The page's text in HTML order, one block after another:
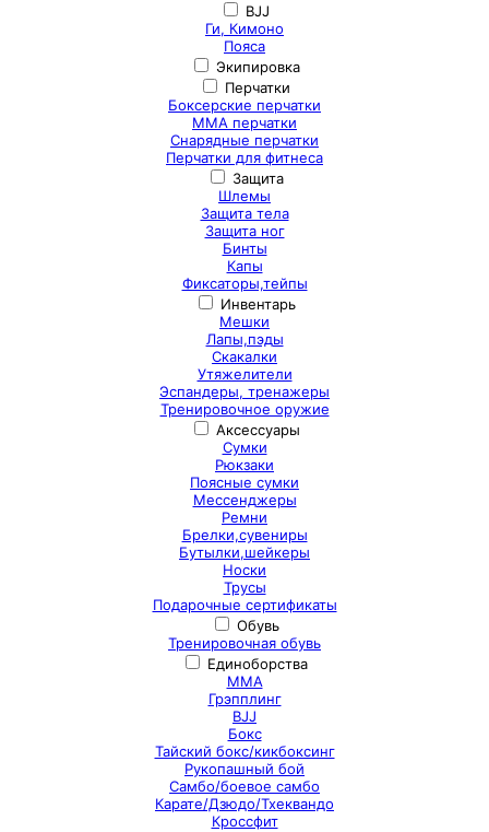
BJJ
Ги, Кимоно
Пояса
Экипировка
Перчатки
Боксерские перчатки
ММА перчатки
Снарядные перчатки
Перчатки для фитнеса
Защита
Шлемы
Защита тела
Защита ног
Бинты
Капы
Фиксаторы,тейпы
Инвентарь
Мешки
Лапы,пэды
Скакалки
Утяжелители
Эспандеры, тренажеры
Тренировочное оружие
Аксессуары
Сумки
Рюкзаки
Поясные сумки
Мессенджеры
Ремни
Брелки,сувениры
Бутылки,шейкеры
Носки
Трусы
Подарочные сертификаты
Обувь
Тренировочная обувь
Единоборства
ММА
Грэпплинг
BJJ
Бокс
Тайский бокс/кикбоксинг
Рукопашный бой
Самбо/боевое самбо
Карате/Дзюдо/Тхеквандо
Кроссфит